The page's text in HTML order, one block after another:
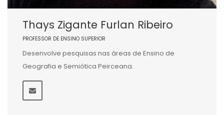
Thays Zigante Furlan Ribeiro
PROFESSOR DE ENSINO SUPERIOR
Desenvolve pesquisas nas áreas de Ensino de
Geografia e Semiótica Peirceana.